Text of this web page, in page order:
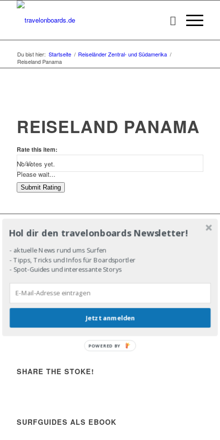
Du bist hier: Startseite / Reiseländer Zentral- und Südamerika /
Reiseland Panama
REISELAND PANAMA
Rate this item:
Submit Rating
No votes yet.
Please wait...
JOIN THE LINE-UP!
DROP IN!
SHARE THE STOKE!
SURFGUIDES ALS EBOOK
Hol dir den travelonboards Newsletter!
- aktuelle News rund ums Surfen
- Tipps, Tricks und Infos für Boardsportler
- Spot-Guides und interessante Storys
Jetzt anmelden
POWERED BY